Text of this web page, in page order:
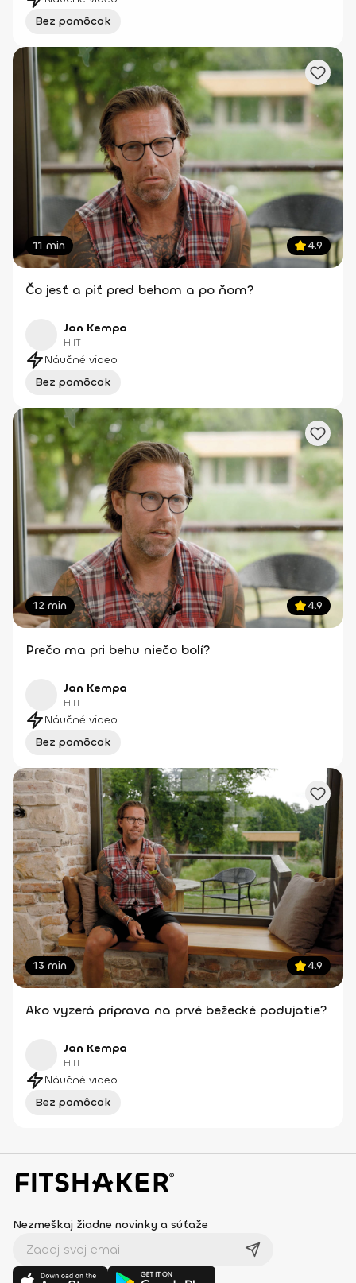
Bez pomôcok
11 min 4.9
Čo jesť a piť pred behom a po ňom?
Jan Kempa
HIIT
Náučné video
Bez pomôcok
12 min 4.9
Prečo ma pri behu niečo bolí?
Jan Kempa
HIIT
Náučné video
Bez pomôcok
13 min 4.9
Ako vyzerá príprava na prvé bežecké podujatie?
Jan Kempa
HIIT
Náučné video
Bez pomôcok
Nezmeškaj žiadne novinky a súťaže